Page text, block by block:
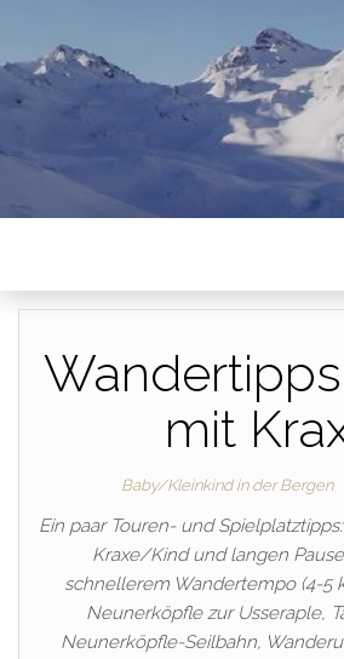
mit
Baby/Kleinkind in der Bergen
Ein paar Touren- und
Kraxe/Kind und langen
schnellerem Wandertempo (4-5
Neunerköpfle zur Usseraple,
Neunerköpfle-Seilbahn,